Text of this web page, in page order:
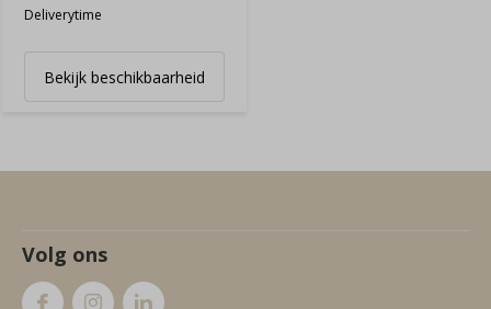
Deliverytime
Bekijk beschikbaarheid
Volg ons